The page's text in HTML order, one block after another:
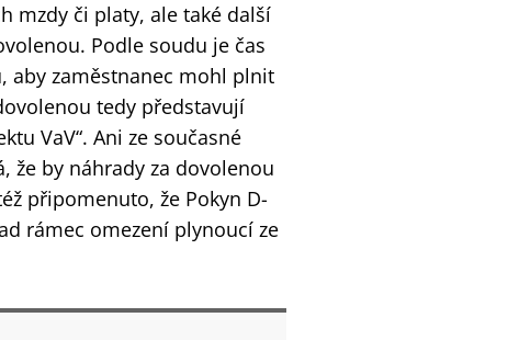
mzdy či platy, ale také další
Podle soudu je čas
aby zaměstnanec mohl plnit
tedy představují
VaV“. Ani ze současné
že by náhrady za dovolenou
připomenuto, že Pokyn D-
rámec omezení plynoucí ze